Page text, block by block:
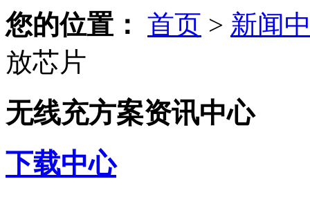
您的位置： 首页 > 新闻
放芯片
无线充方案资讯中心
下载中心